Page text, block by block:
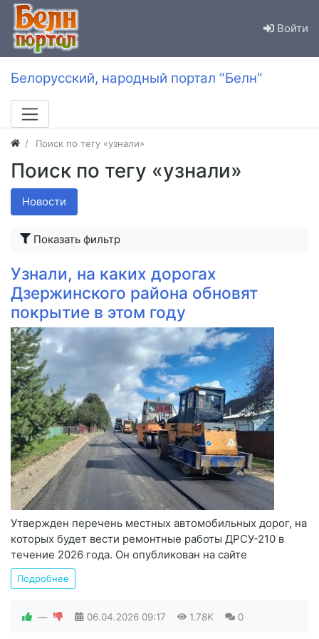
Войти
Белорусский, народный портал "Белн"
Поиск по тегу «узнали»
Поиск по тегу «узнали»
Новости
Показать фильтр
Узнали, на каких дорогах
Дзержинского района обновят
покрытие в этом году
Утвержден перечень местных автомобильных дорог, на
которых будет вести ремонтные работы ДРСУ-210 в
течение 2026 года. Он опубликован на сайте
Подробнее
— 06.04.2026 09:17 1.78K 0